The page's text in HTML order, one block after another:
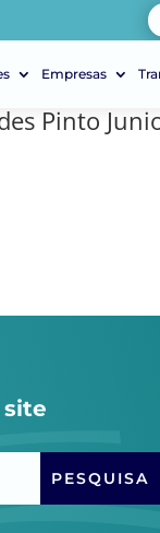
Empresas
Pinto
site